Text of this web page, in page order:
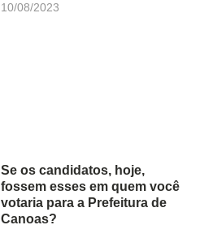
10/08/2023
Se os candidatos, hoje,
fossem esses em quem você
votaria para a Prefeitura de
Canoas?